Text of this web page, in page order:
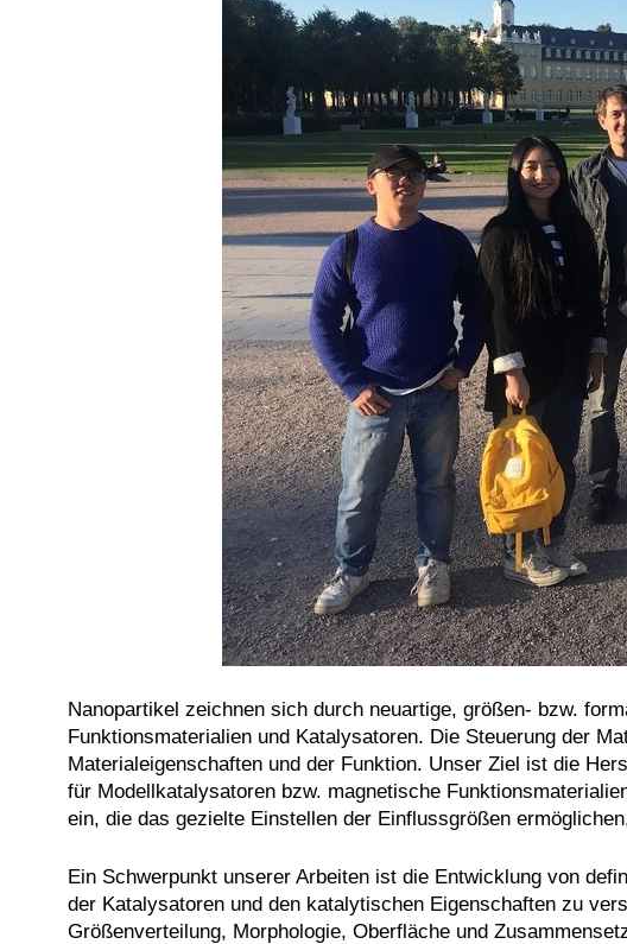
Nanopartikel zeichnen sich durch neuartige, größen- bzw.
Funktionsmateri­alien und Katalysatoren. Die Steuerung der
Materialeigenschaften und der Funktion. Unser Ziel ist die
für Modellkatalysatoren bzw. magnetische
ein, die das gezielte Einstellen der Einflussgrößen
Ein Schwerpunkt unserer Arbeiten ist die Entwicklung von
der Katalysatoren und den katalytischen Eigenschaften zu
Größenverteilung, Morphologie, Oberfläche und